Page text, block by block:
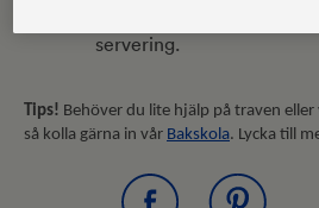
kylen, gärna över natten
servering.
Tips! Behöver du lite hjälp på traven eller
så kolla gärna in vår Bakskola. Lycka till